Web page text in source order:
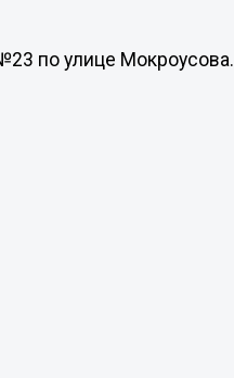
по улице Мокроусова.